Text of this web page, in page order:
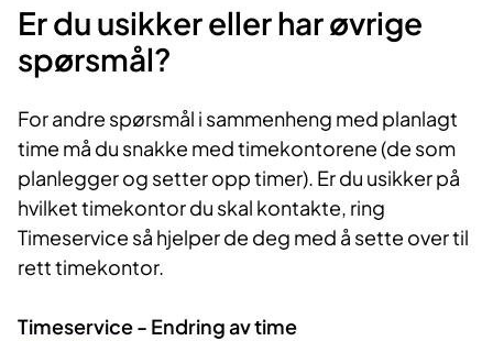
Er du usikker eller har øvrige
spørsmål?
For andre spørsmål i sammenheng med planlagt
time må du snakke med timekontorene (de som
planlegger og setter opp timer). Er du usikker på
hvilket timekontor du skal kontakte, ring
Timeservice så hjelper de deg med å sette over til
rett timekontor.
Timeservice - Endring av time